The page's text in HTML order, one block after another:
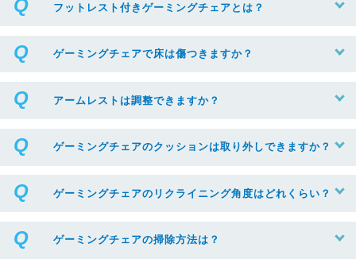
フットレスト付きゲーミングチェアとは？
ゲーミングチェアで床は傷つきますか？
アームレストは調整できますか？
ゲーミングチェアのクッションは取り外しできますか？
ゲーミングチェアのリクライニング角度はどれくらい？
ゲーミングチェアの掃除方法は？